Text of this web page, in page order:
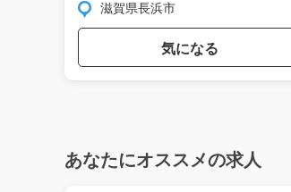
滋賀県長浜市
気になる
あなたにオススメの求人